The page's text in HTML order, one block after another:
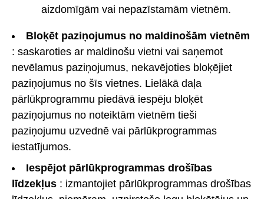
aizdomīgām vai nepazīstamām vietnēm.
Bloķēt paziņojumus no maldinošām vietnēm
: saskaroties ar maldinošu vietni vai saņemot
nevēlamus paziņojumus, nekavējoties bloķējiet
paziņojumus no šīs vietnes. Lielākā daļa
pārlūkprogrammu piedāvā iespēju bloķēt
paziņojumus no noteiktām vietnēm tieši
paziņojumu uzvednē vai pārlūkprogrammas
iestatījumos.
Iespējot pārlūkprogrammas drošības
līdzekļus : izmantojiet pārlūkprogrammas drošības